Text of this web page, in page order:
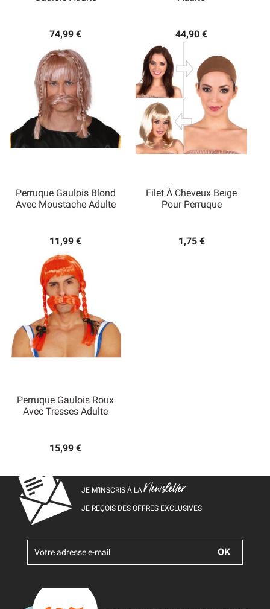
74,99 € 44,90 €
Perruque Gaulois Blond
Avec Moustache Adulte
11,99 €
Filet À Cheveux Beige
Pour Perruque
1,75 €
Perruque Gaulois Roux
Avec Tresses Adulte
15,99 €
JE M’INSCRIS À LANewsletter
JE REÇOIS DES OFFRES EXCLUSIVES